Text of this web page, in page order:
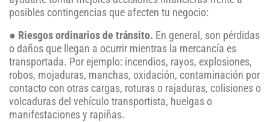
posibles contingencias que afecten tu negocio:
● Riesgos ordinarios de tránsito. En general, son pérdidas
o daños que llegan a ocurrir mientras la mercancía es
transportada. Por ejemplo: incendios, rayos, explosiones,
robos, mojaduras, manchas, oxidación, contaminación por
contacto con otras cargas, roturas o rajaduras, colisiones o
volcaduras del vehículo transportista, huelgas o
manifestaciones y rapiñas.